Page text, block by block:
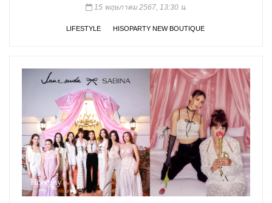
15 พฤษภาคม 2567, 13:30 น.
LIFESTYLE HISOPARTY NEW BOUTIQUE